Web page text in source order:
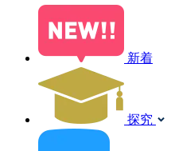
新着
探究